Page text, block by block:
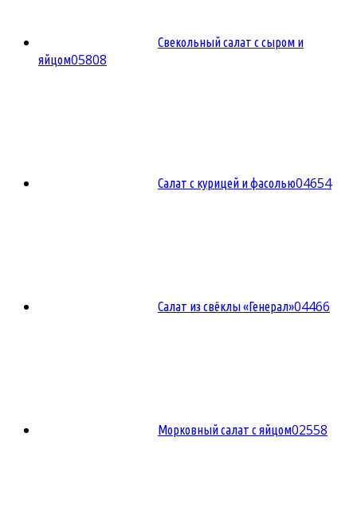
Свекольный салат с сыром и
яйцом05808
Салат с курицей и фасолью04654
Салат из свёклы «Генерал»04466
Морковный салат с яйцом02558